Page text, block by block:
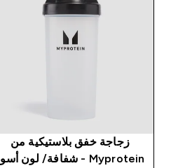
زجاجة خفق بلاستيكية من
Myprotein - شفافة/ لون أسود